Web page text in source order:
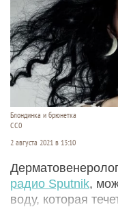
Блондинка и брюнетка
СС0
2 августа 2021 в 13:10
радио Sputnik,
воду, которая